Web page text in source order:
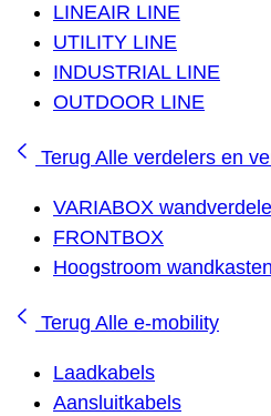
LINEAIR LINE
UTILITY LINE
INDUSTRIAL LINE
OUTDOOR LINE
Terug Alle verdelers en
VARIABOX
FRONTBOX
Hoogstroom wandkasten
Terug Alle e-mobility
Laadkabels
Aansluitkabels